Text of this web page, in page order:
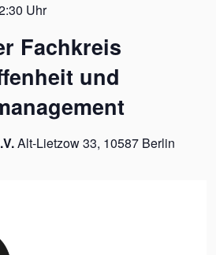
Uhr
Fachkreis
und
Alt-Lietzow 33, 10587 Berlin